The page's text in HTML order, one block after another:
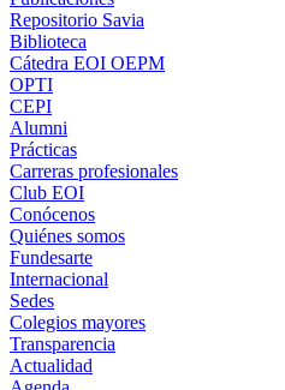
Repositorio Savia
Biblioteca
Cátedra EOI OEPM
OPTI
CEPI
Alumni
Prácticas
Carreras profesionales
Club EOI
Conócenos
Quiénes somos
Fundesarte
Internacional
Sedes
Colegios mayores
Transparencia
Actualidad